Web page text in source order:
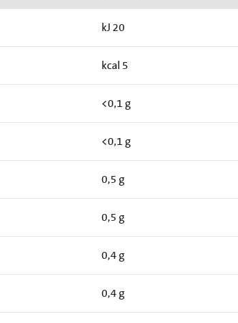
kJ 20
kcal 5
<0,1 g
<0,1 g
0,5 g
0,5 g
0,4 g
0,4 g